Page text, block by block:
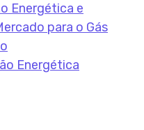
Energética e
para o Gás
Energética